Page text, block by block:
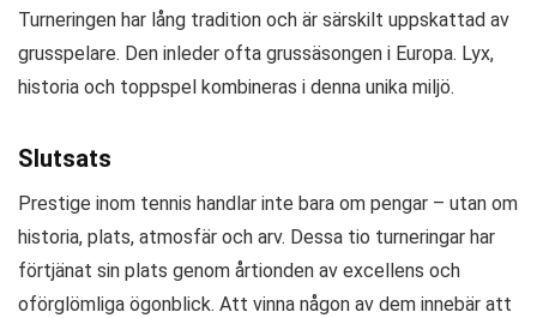
Turneringen har lång tradition och är särskilt uppskattad av
grusspelare. Den inleder ofta grussäsongen i Europa. Lyx,
historia och toppspel kombineras i denna unika miljö.
Slutsats
Prestige inom tennis handlar inte bara om pengar – utan om
historia, plats, atmosfär och arv. Dessa tio turneringar har
förtjänat sin plats genom årtionden av excellens och
oförglömliga ögonblick. Att vinna någon av dem innebär att